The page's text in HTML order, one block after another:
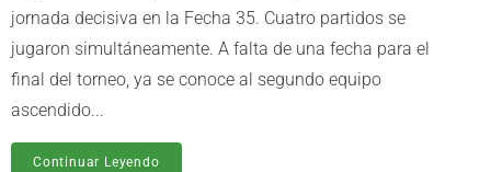
jornada decisiva en la Fecha 35. Cuatro partidos se
jugaron simultáneamente. A falta de una fecha para el
final del torneo, ya se conoce al segundo equipo
ascendido...
Continuar Leyendo